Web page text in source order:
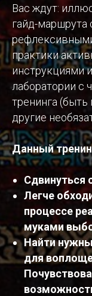
Вас ждут:
гайд-маршрута
практики
инструкциями
лаборатории с
тренинга (быть
другие
Данный
Сдвинуться
Легче
процессе
муками
Найти
для